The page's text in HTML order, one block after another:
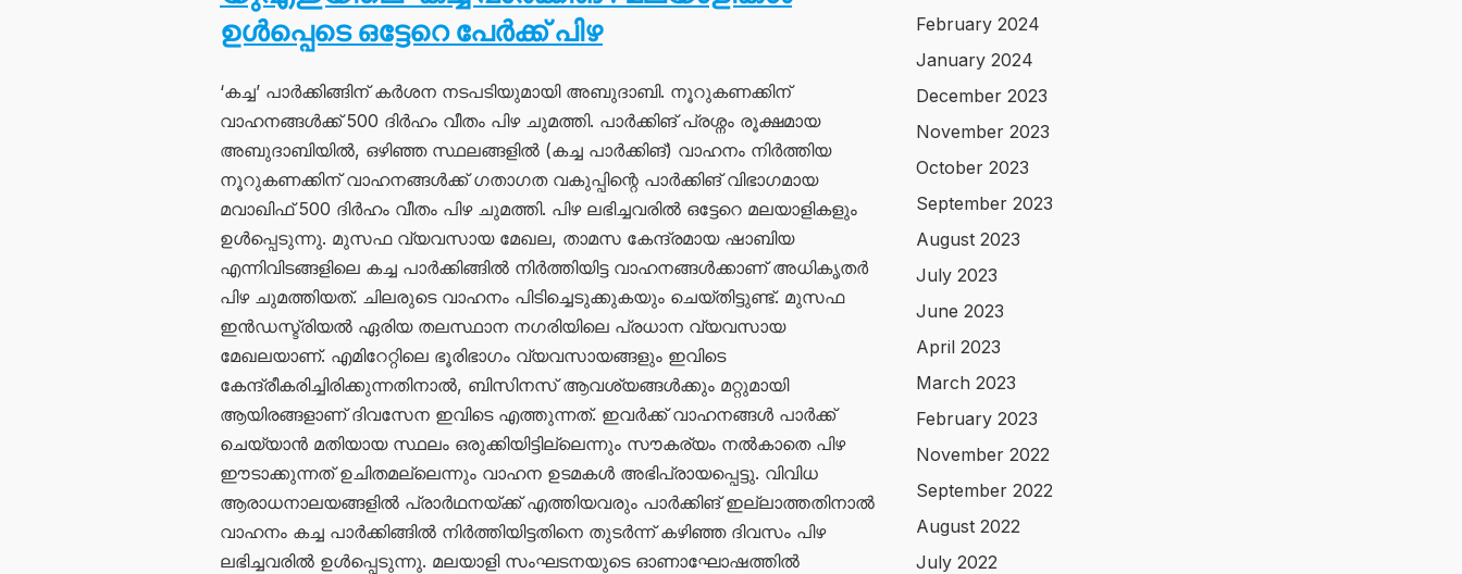
ഉൾപ്പെടെ ഒട്ടേറെ പേർക്ക് പിഴ
‘കച്ച’ പാർക്കിങ്ങിന് കർശന നടപടിയുമായി അബുദാബി. നൂറുകണക്കിന്
വാഹനങ്ങൾക്ക് 500 ദിർഹം വീതം പിഴ ചുമത്തി. പാർക്കിങ് പ്രശ്നം രൂക്ഷമായ
അബുദാബിയിൽ, ഒഴിഞ്ഞ സ്ഥലങ്ങളിൽ (കച്ച പാർക്കിങ്) വാഹനം നിർത്തിയ
നൂറുകണക്കിന് വാഹനങ്ങൾക്ക് ഗതാഗത വകുപ്പിന്റെ പാർക്കിങ് വിഭാഗമായ
മവാഖിഫ് 500 ദിർഹം വീതം പിഴ ചുമത്തി. പിഴ ലഭിച്ചവരിൽ ഒട്ടേറെ മലയാളികളും
ഉൾപ്പെടുന്നു. മുസഫ വ്യവസായ മേഖല, താമസ കേന്ദ്രമായ ഷാബിയ
എന്നിവിടങ്ങളിലെ കച്ച പാർക്കിങ്ങിൽ നിർത്തിയിട്ട വാഹനങ്ങൾക്കാണ് അധികൃതർ
പിഴ ചുമത്തിയത്. ചിലരുടെ വാഹനം പിടിച്ചെടുക്കുകയും ചെയ്തിട്ടുണ്ട്. മുസഫ
ഇൻഡസ്ട്രിയൽ ഏരിയ തലസ്ഥാന നഗരിയിലെ പ്രധാന വ്യവസായ
മേഖലയാണ്. എമിറേറ്റിലെ ഭൂരിഭാഗം വ്യവസായങ്ങളും ഇവിടെ
കേന്ദ്രീകരിച്ചിരിക്കുന്നതിനാൽ, ബിസിനസ് ആവശ്യങ്ങൾക്കും മറ്റുമായി
ആയിരങ്ങളാണ് ദിവസേന ഇവിടെ എത്തുന്നത്. ഇവർക്ക് വാഹനങ്ങൾ പാർക്ക്
ചെയ്യാൻ മതിയായ സ്ഥലം ഒരുക്കിയിട്ടില്ലെന്നും സൗകര്യം നൽകാതെ പിഴ
ഈടാക്കുന്നത് ഉചിതമല്ലെന്നും വാഹന ഉടമകൾ അഭിപ്രായപ്പെട്ടു. വിവിധ
ആരാധനാലയങ്ങളിൽ പ്രാർഥനയ്ക്ക് എത്തിയവരും പാർക്കിങ് ഇല്ലാത്തതിനാൽ
വാഹനം കച്ച പാർക്കിങ്ങിൽ നിർത്തിയിട്ടതിനെ തുടർന്ന് കഴിഞ്ഞ ദിവസം പിഴ
ലഭിച്ചവരിൽ ഉൾപ്പെടുന്നു. മലയാളി സംഘടനയുടെ ഓണാഘോഷത്തിൽ
February 2024
January 2024
December 2023
November 2023
October 2023
September 2023
August 2023
July 2023
June 2023
April 2023
March 2023
February 2023
November 2022
September 2022
August 2022
July 2022